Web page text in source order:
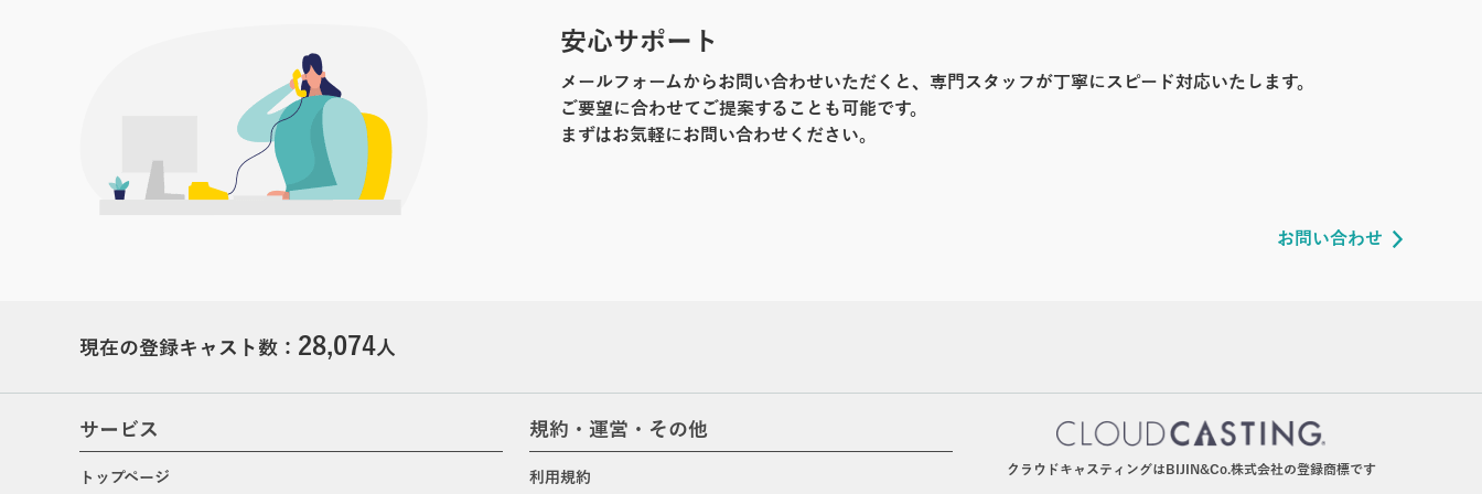
安心サポート
メールフォームからお問い合わせいただくと、専門スタッフが丁寧にスピード対応いたします。
ご要望に合わせてご提案することも可能です。
まずはお気軽にお問い合わせください。
お問い合わせ
現在の登録キャスト数： 28,074人
サービス
トップページ
規約・運営・その他
利用規約
クラウドキャスティングはBIJIN&Co.株式会社の登録商標です